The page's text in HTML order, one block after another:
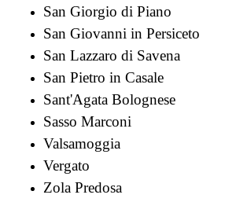
San Giorgio di Piano
San Giovanni in Persiceto
San Lazzaro di Savena
San Pietro in Casale
Sant'Agata Bolognese
Sasso Marconi
Valsamoggia
Vergato
Zola Predosa